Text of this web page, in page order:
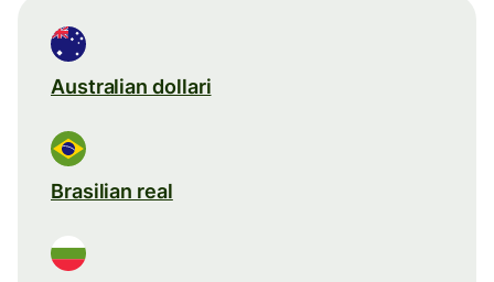
Australian dollari
Brasilian real